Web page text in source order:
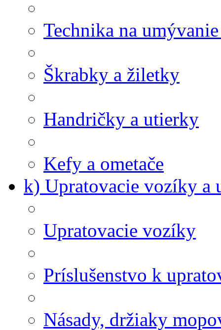
Technika na
Škrabky a žiletky
Handričky a utierky
Kefy a ometače
k) Upratovacie vozíky a
Upratovacie vozíky
Príslušenstvo k
Násady, držiaky